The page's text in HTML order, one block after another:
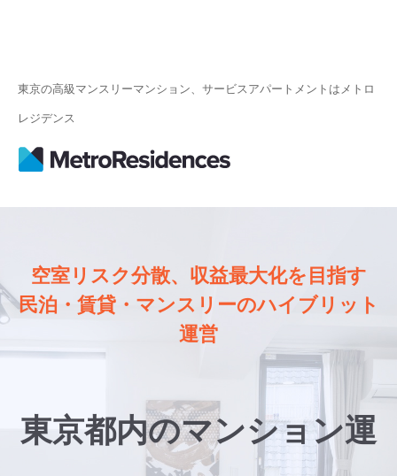
東京の高級マンスリーマンション、サービスアパートメントはメトロ
レジデンス
空室リスク分散、収益最大化を目指す
民泊・賃貸・マンスリーのハイブリット
運営
東京都内のマンション運